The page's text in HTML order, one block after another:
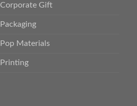
Corporate Gift
Packaging
Pop Materials
Printing